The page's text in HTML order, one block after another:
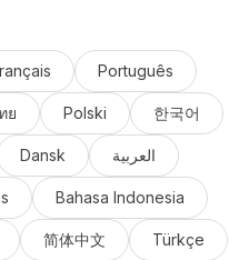
Português
ย Polski 한국어
Dansk العربية
Bahasa Indonesia
简体中文 Türkçe